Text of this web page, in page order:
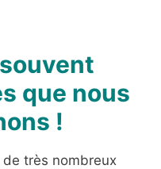
que nous
!
très nombreux